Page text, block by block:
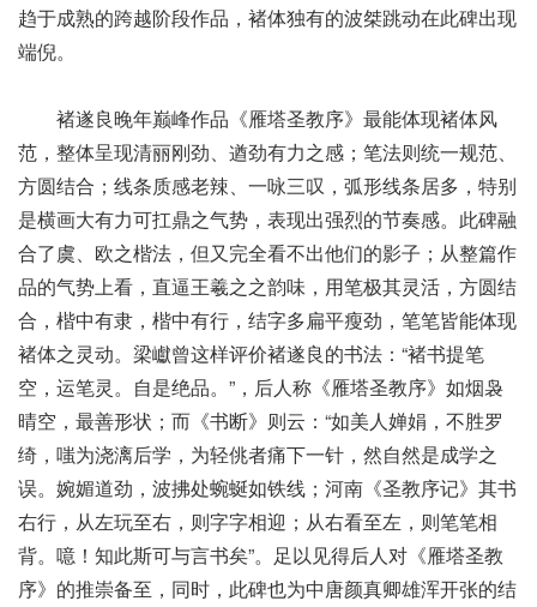
趋于成熟的跨越阶段作品，褚体独有的波桀跳动在此碑出现
端倪。
褚遂良晚年巅峰作品《雁塔圣教序》最能体现褚体风
范，整体呈现清丽刚劲、遒劲有力之感；笔法则统一规范、
方圆结合；线条质感老辣、一咏三叹，弧形线条居多，特别
是横画大有力可扛鼎之气势，表现出强烈的节奏感。此碑融
合了虞、欧之楷法，但又完全看不出他们的影子；从整篇作
品的气势上看，直逼王羲之之韵味，用笔极其灵活，方圆结
合，楷中有隶，楷中有行，结字多扁平瘦劲，笔笔皆能体现
褚体之灵动。梁巘曾这样评价褚遂良的书法：“褚书提笔
空，运笔灵。自是绝品。”，后人称《雁塔圣教序》如烟袅
晴空，最善形状；而《书断》则云：“如美人婵娟，不胜罗
绮，嗤为浇漓后学，为轻佻者痛下一针，然自然是成学之
误。婉媚道劲，波拂处蜿蜒如铁线；河南《圣教序记》其书
右行，从左玩至右，则字字相迎；从右看至左，则笔笔相
背。噫！知此斯可与言书矣”。足以见得后人对《雁塔圣教
序》的推崇备至，同时，此碑也为中唐颜真卿雄浑开张的结